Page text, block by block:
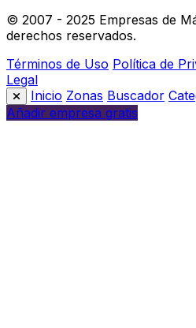
© 2007 - 2025 Empresas de
derechos reservados.
Términos de Uso Política de
Legal
Inicio Zonas Buscador
Añadir empresa gratis